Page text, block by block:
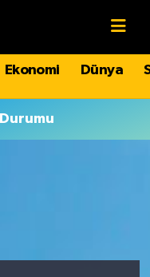
Ekonomi Dünya